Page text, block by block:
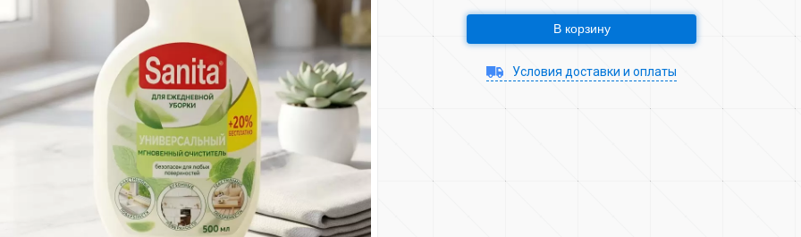
В корзину
Условия доставки и оплаты